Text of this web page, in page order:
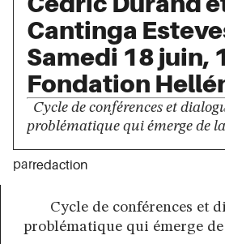
Cantinga
Samedi 18 juin,
Fondation
Cycle de conférences et
problématique qui émerge de
parredaction
Cycle de conférences et
problématique qui émerge